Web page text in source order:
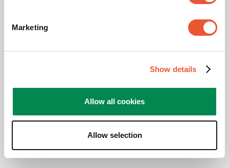
Marketing
Show details
Allow all cookies
Allow selection
Téléchargements